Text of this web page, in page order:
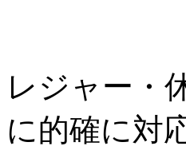
レジャー・
に的確に対